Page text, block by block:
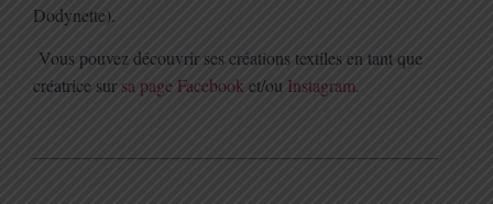
Dodynette).
Vous pouvez découvrir ses créations textiles en tant que
créatrice sur sa page Facebook et/ou Instagram.